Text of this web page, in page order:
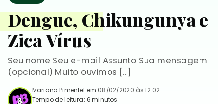
Dengue, Chikungunya e
Zica Vírus
Seu nome Seu e-mail Assunto Sua mensagem
(opcional) Muito ouvimos […]
Mariana Pimentel em 08/02/2020 às 12:02
Tempo de leitura: 6 minutos